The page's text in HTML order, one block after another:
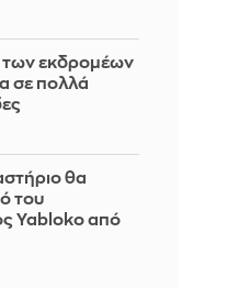
των εκδρομέων
σε πολλά
θα
του
Yabloko από